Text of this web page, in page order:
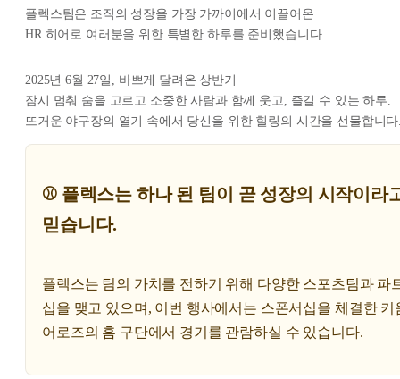
플렉스팀은 조직의 성장을 가장 가까이에서 이끌어온
HR 히어로 여러분을 위한 특별한 하루를 준비했습니다.
2025년 6월 27일, 바쁘게 달려온 상반기
잠시 멈춰 숨을 고르고 소중한 사람과 함께 웃고, 즐길 수 있는 하루.
뜨거운 야구장의 열기 속에서 당신을 위한 힐링의 시간을 선물합니
⚾️ 플렉스는 하나 된 팀이 곧 성장의 시작이라
믿습니다.
플렉스는 팀의 가치를 전하기 위해 다양한 스포츠팀과 파
십을 맺고 있으며, 이번 행사에서는 스폰서십을 체결한 키
어로즈의 홈 구단에서 경기를 관람하실 수 있습니다.